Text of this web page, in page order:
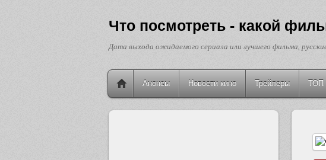
Что посмотреть - какой
Дата выхода ожидаемого сериала или лучшего фильма,
Анонсы Новости кино Трейлеры ТОП